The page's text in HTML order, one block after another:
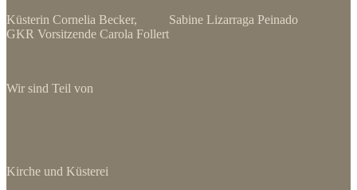
Küsterin Cornelia Becker, Sabine Lizarraga Peinado
GKR Vorsitzende Carola Follert
Wir sind Teil von
Kirche und Küsterei